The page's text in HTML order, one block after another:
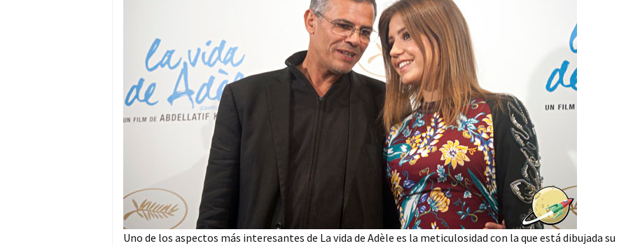
Uno de los aspectos más interesantes de La vida de Adèle es la meticulosidad con la que está dibujada su